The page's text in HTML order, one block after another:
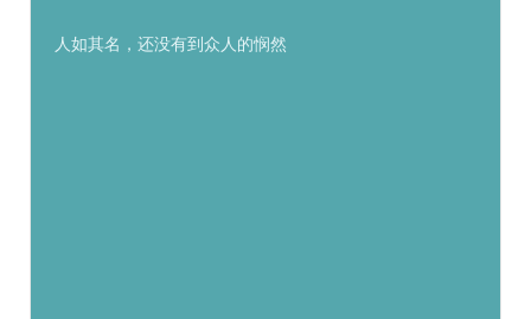
人如其名，还没有到众人的悯然